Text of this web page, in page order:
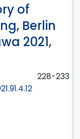
of
Berlin
2021,
228-233